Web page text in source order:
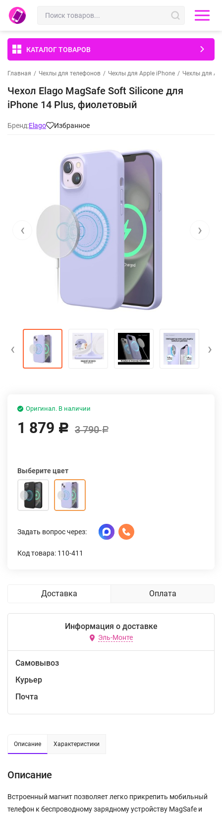
КАТАЛОГ ТОВАРОВ
Главная / Чехлы для телефонов / Чехлы для Apple iPhone / Чехлы для
Чехол Elago MagSafe Soft Silicone для
iPhone 14 Plus, фиолетовый
Бренд:Elago Избранное
‹ ›
‹ ›
Оригинал. В наличии
1 879 Р 3 790Р
Выберите цвет
Задать вопрос через:
Код товара: 110-411
Доставка Оплата
Информация о доставке
Эль-Монте
Самовывоз
Курьер
Почта
Описание Характеристики
Описание
Встроенный магнит позволяет легко прикрепить мобильный
телефон к беспроводному зарядному устройству MagSafe и